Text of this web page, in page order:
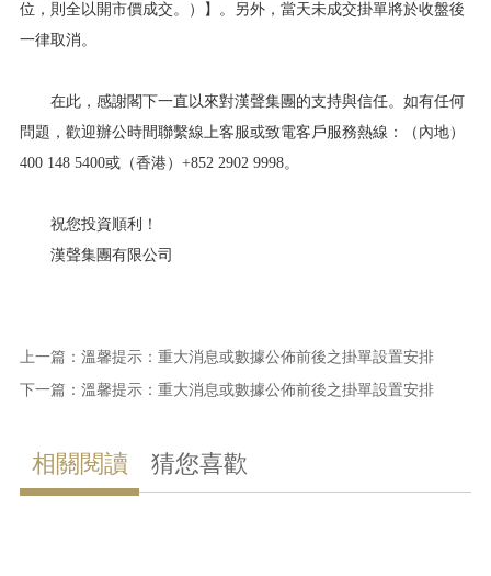
位，則全以開市價成交。）】。另外，當天未成交掛單將於收盤後
一律取消。
在此，感謝閣下一直以來對漢聲集團的支持與信任。如有任何
問題，歡迎辦公時間聯繫線上客服或致電客戶服務熱線：（內地）
400 148 5400或（香港）+852 2902 9998。
祝您投資順利！
漢聲集團有限公司
上一篇： 溫馨提示：重大消息或數據公佈前後之掛單設置安排
下一篇： 溫馨提示：重大消息或數據公佈前後之掛單設置安排
相關閱讀 猜您喜歡